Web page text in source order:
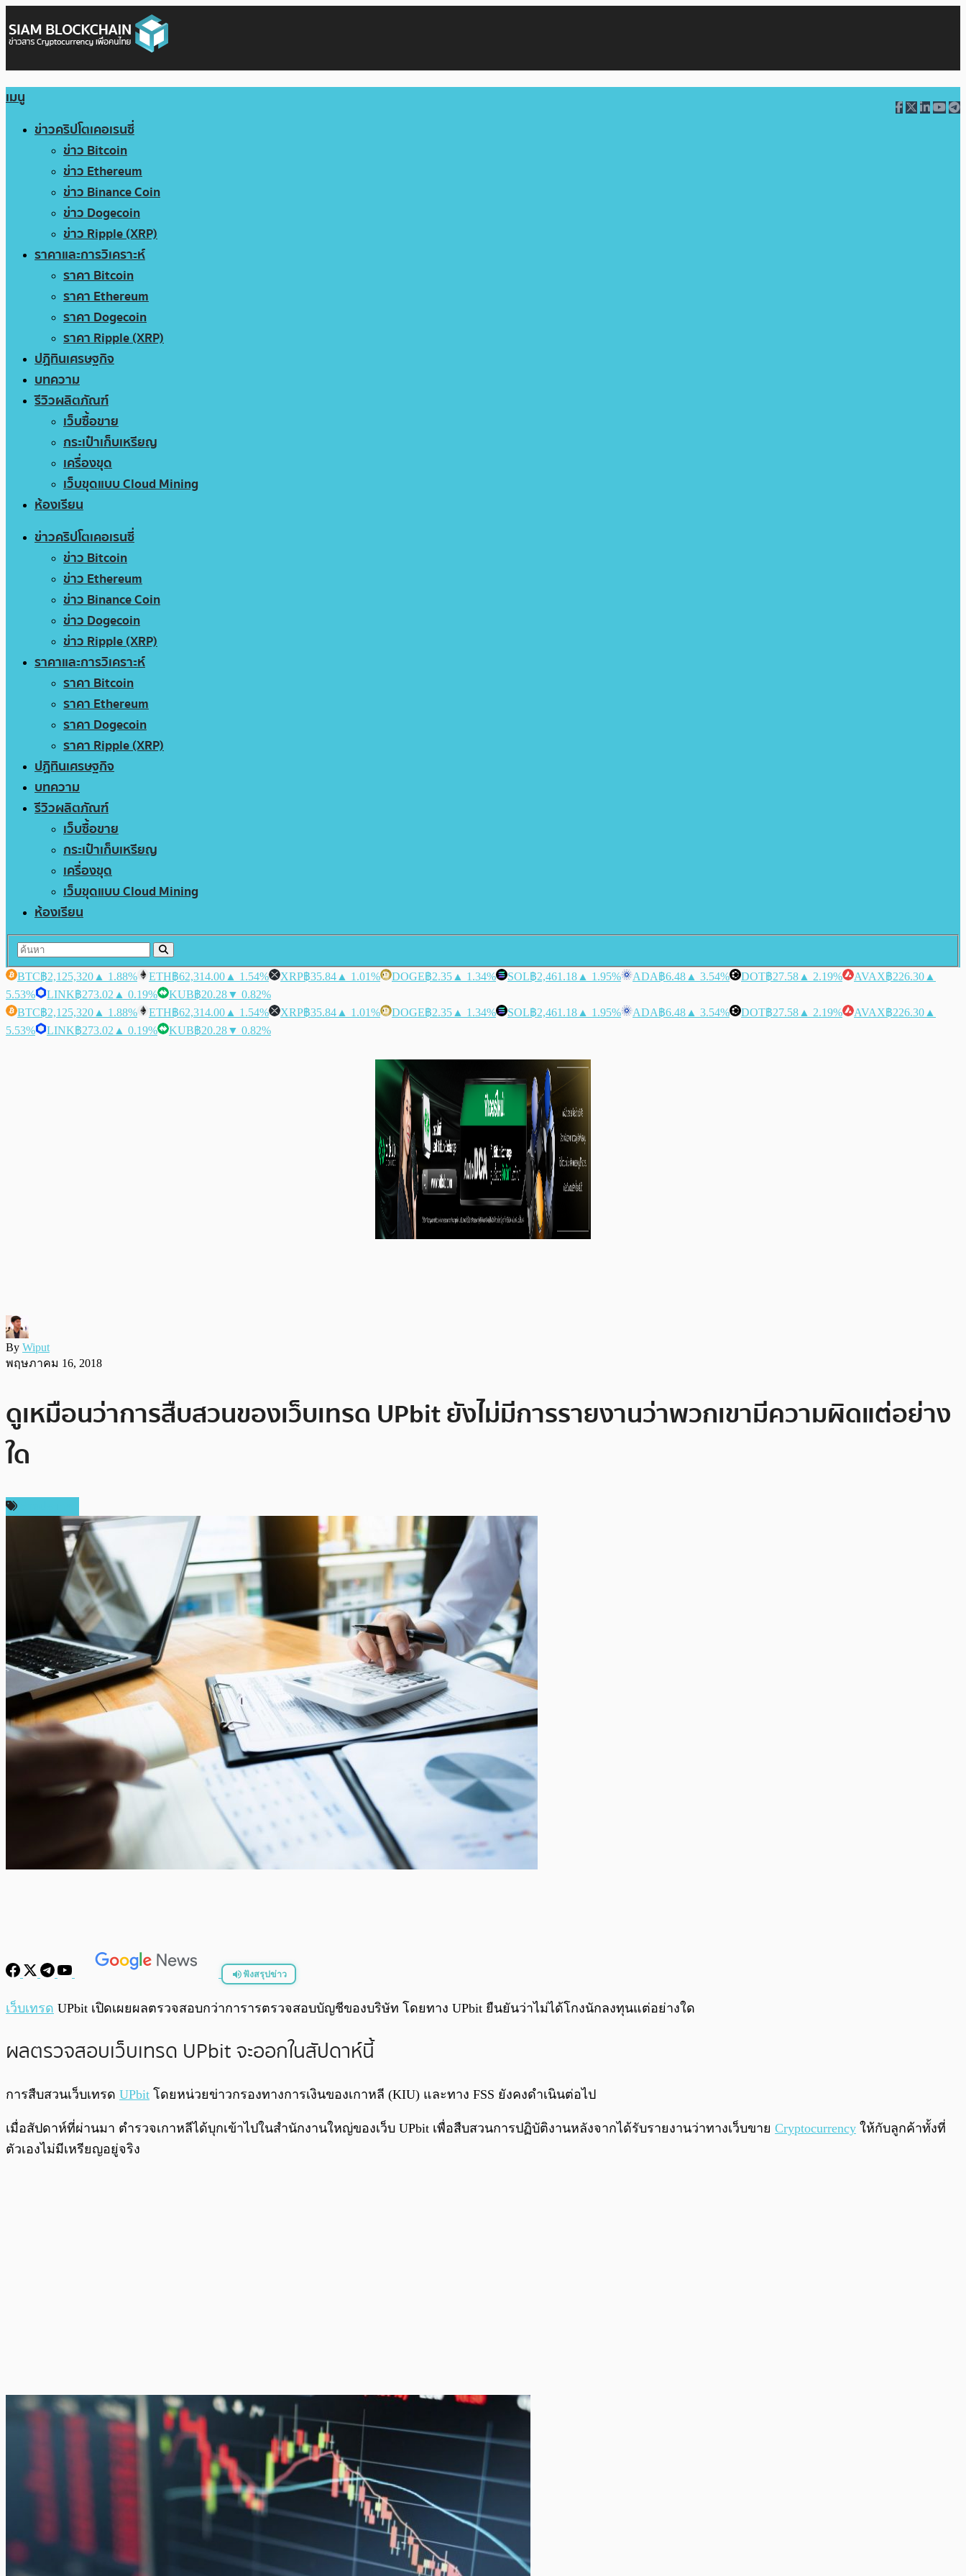
เมนู
ข่าวคริปโตเคอเรนซี่
ข่าว Bitcoin
ข่าว Ethereum
ข่าว Binance Coin
ข่าว Dogecoin
ข่าว Ripple (XRP)
ราคาและการวิเคราะห์
ราคา Bitcoin
ราคา Ethereum
ราคา Dogecoin
ราคา Ripple (XRP)
ปฏิทินเศรษฐกิจ
บทความ
รีวิวผลิตภัณฑ์
เว็บซื้อขาย
กระเป๋าเก็บเหรียญ
เครื่องขุด
เว็บขุดแบบ Cloud Mining
ห้องเรียน
ข่าวคริปโตเคอเรนซี่
ข่าว Bitcoin
ข่าว Ethereum
ข่าว Binance Coin
ข่าว Dogecoin
ข่าว Ripple (XRP)
ราคาและการวิเคราะห์
ราคา Bitcoin
ราคา Ethereum
ราคา Dogecoin
ราคา Ripple (XRP)
ปฏิทินเศรษฐกิจ
บทความ
รีวิวผลิตภัณฑ์
เว็บซื้อขาย
กระเป๋าเก็บเหรียญ
เครื่องขุด
เว็บขุดแบบ Cloud Mining
ห้องเรียน
BTC฿2,125,320 ▲ 1.88% ETH฿62,314.00 ▲ 1.54% XRP฿35.84 ▲ 1.01% DOGE฿2.35 ▲ 1.34% SOL฿2,461.18 ▲ 1.95% ADA฿6.48 ▲ 3.54% DOT฿27.58 ▲ 2.19% AVAX฿226.30 ▲
5.53%
LINK฿273.02 ▲ 0.19% KUB฿20.28▼ 0.82%
BTC฿2,125,320 ▲ 1.88% ETH฿62,314.00 ▲ 1.54% XRP฿35.84 ▲ 1.01% DOGE฿2.35 ▲ 1.34% SOL฿2,461.18 ▲ 1.95% ADA฿6.48 ▲ 3.54% DOT฿27.58 ▲ 2.19% AVAX฿226.30 ▲
5.53%
LINK฿273.02 ▲ 0.19% KUB฿20.28▼ 0.82%
By Wiput
พฤษภาคม 16, 2018
ดูเหมือนว่าการสืบสวนของเว็บเทรด UPbit ยังไม่มีการรายงานว่าพวกเขามีความผิดแต่อย่าง
ใด
ฟังสรุปข่าว
พร้อมเล่น
เว็บเทรด UPbit เปิดเผยผลตรวจสอบกว่าการารตรวจสอบบัญชีของบริษัท โดยทาง UPbit ยืนยันว่าไม่ได้โกงนักลงทุนแต่อย่างใด
ผลตรวจสอบเว็บเทรด UPbit จะออกในสัปดาห์นี้
การสืบสวนเว็บเทรด UPbit โดยหน่วยข่าวกรองทางการเงินของเกาหลี (KIU) และทาง FSS ยังคงดำเนินต่อไป
เมื่อสัปดาห์ที่ผ่านมา ตำรวจเกาหลีได้บุกเข้าไปในสำนักงานใหญ่ของเว็บ UPbit เพื่อสืบสวนการปฏิบัติงานหลังจากได้รับรายงานว่าทางเว็บขาย Cryptocurrency ให้กับลูกค้าทั้งที่
ตัวเองไม่มีเหรียญอยู่จริง